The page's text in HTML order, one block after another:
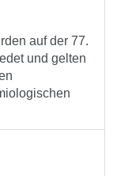
auf der 77.
und gelten